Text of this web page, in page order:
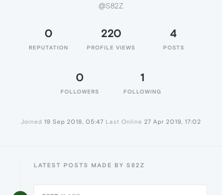
@S82Z
0
REPUTATION
220
PROFILE VIEWS
4
POSTS
0
FOLLOWERS
1
FOLLOWING
Joined 19 Sep 2018, 05:47 Last Online 27 Apr 2019, 17:02
LATEST POSTS MADE BY S82Z